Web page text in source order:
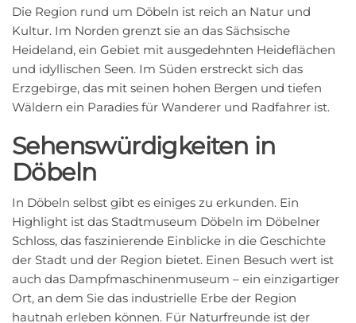
Die Region rund um Döbeln ist reich an Natur und
Kultur. Im Norden grenzt sie an das Sächsische
Heideland, ein Gebiet mit ausgedehnten Heideflächen
und idyllischen Seen. Im Süden erstreckt sich das
Erzgebirge, das mit seinen hohen Bergen und tiefen
Wäldern ein Paradies für Wanderer und Radfahrer ist.
Sehenswürdigkeiten in
Döbeln
In Döbeln selbst gibt es einiges zu erkunden. Ein
Highlight ist das Stadtmuseum Döbeln im Döbelner
Schloss, das faszinierende Einblicke in die Geschichte
der Stadt und der Region bietet. Einen Besuch wert ist
auch das Dampfmaschinenmuseum – ein einzigartiger
Ort, an dem Sie das industrielle Erbe der Region
hautnah erleben können. Für Naturfreunde ist der